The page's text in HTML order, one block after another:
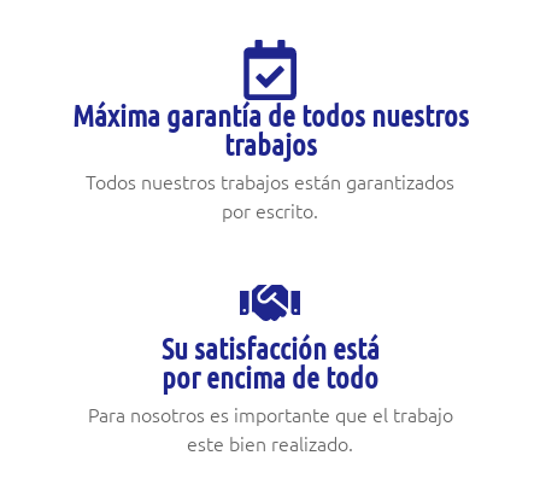
Máxima garantía de todos nuestros
trabajos
Todos nuestros trabajos están garantizados
por escrito.
Su satisfacción está
por encima de todo
Para nosotros es importante que el trabajo
este bien realizado.